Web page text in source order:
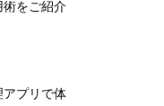
術をご紹介
アプリで体